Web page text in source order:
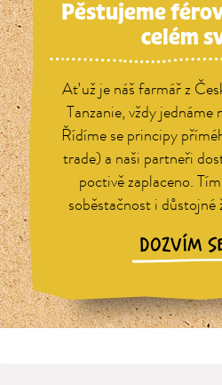
Pěstujeme
celém
Ať už je náš farmář z
Tanzanie, vždy jednáme
Řídíme se principy
trade) a naši partneři
poctivě zaplaceno.
soběstačnost i
DOZVÍM